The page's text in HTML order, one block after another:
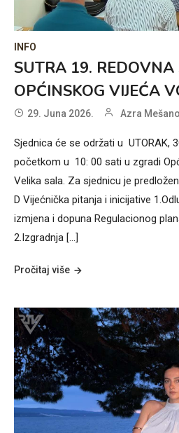
INFO
SUTRA 19. REDOVNA
OPĆINSKOG VIJEĆA
29. Juna 2026. Azra
Sjednica će se održati u UTORAK,
početkom u 10: 00 sati u zgradi
Velika sala. Za sjednicu je
D Vijećnička pitanja i inicijative
izmjena i dopuna Regulacionog
2.Izgradnja […]
Pročitaj više